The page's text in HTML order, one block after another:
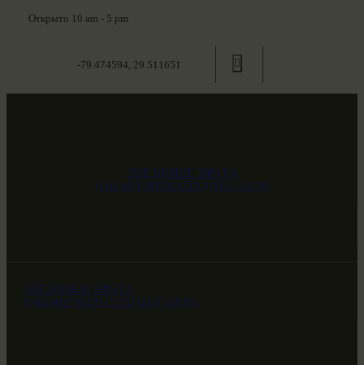
Открыто 10 am - 5 pm
-79.474594, 29.511651
ЗВЕЗДНЫЕ ВРАТА
НАШ МИР ВЧЕРА СЕГОДНЯ И ЗАВТРА
ЗВЕЗДНЫЕ ВРАТА
НАШ МИР ВЧЕРА СЕГОДНЯ И ЗАВТРА